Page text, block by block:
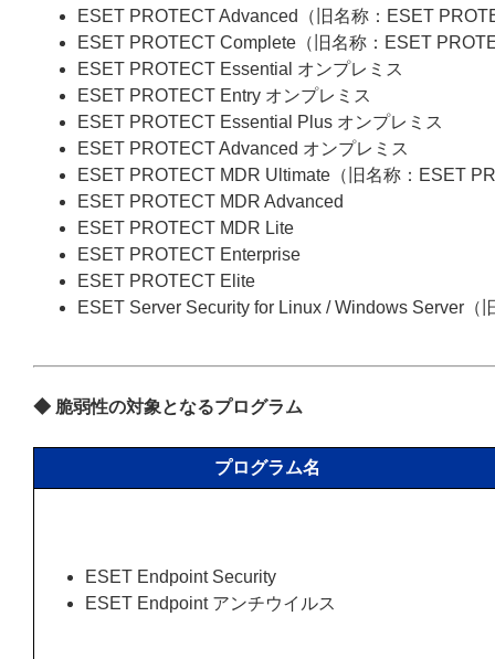
ESET PROTECT Advanced（旧名称：ESET
ESET PROTECT Complete（旧名称：ESET
ESET PROTECT Essential オンプレミス
ESET PROTECT Entry オンプレミス
ESET PROTECT Essential Plus オンプレミス
ESET PROTECT Advanced オンプレミス
ESET PROTECT MDR Ultimate（旧名称：ESET
ESET PROTECT MDR Advanced
ESET PROTECT MDR Lite
ESET PROTECT Enterprise
ESET PROTECT Elite
ESET Server Security for Linux / Windows Server
◆ 脆弱性の対象となるプログラム
プログラム名
ESET Endpoint Security
ESET Endpoint アンチウイルス